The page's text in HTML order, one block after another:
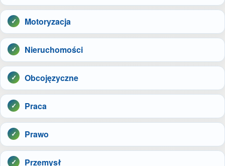
Motoryzacja
Nieruchomości
Obcojęzyczne
Praca
Prawo
Przemysł